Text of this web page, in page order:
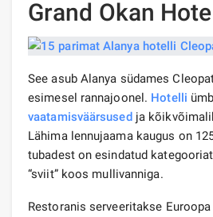
Grand Okan
See asub Alanya südames
esimesel rannajoonel. Hotelli
vaatamisväärsusedja
Lähima lennujaama kaugus on
tubadest on esindatud
“sviit” koos mullivanniga.
Restoranis serveeritakse